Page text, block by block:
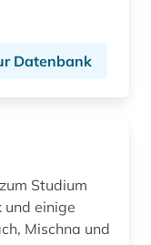
Datenbank
Studium
einige
Mischna und